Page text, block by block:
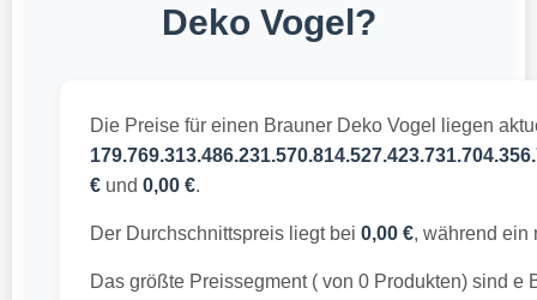
Deko Vogel?
Die Preise für einen Brauner Deko Vogel liegen
€und 0,00 €.
Der Durchschnittspreis liegt bei 0,00 €, während ein
Das größte Preissegment ( von 0 Produkten) sind e